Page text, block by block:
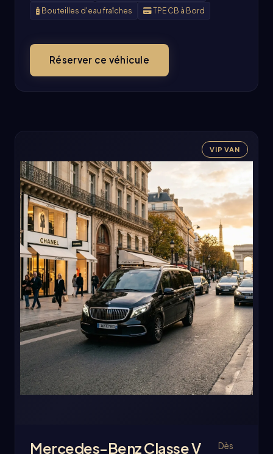
Bouteilles d'eau fraîches
TPE CB à Bord
Réserver ce véhicule
VIP VAN
Mercedes-Benz Classe V Dès